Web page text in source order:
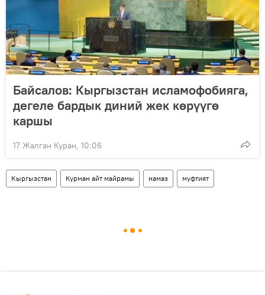
Байсалов: Кыргызстан исламофобияга,
дегеле бардык диний жек көрүүгө
каршы
17 Жалган Куран, 10:06
Кыргызстан Курман айт майрамы намаз муфтият